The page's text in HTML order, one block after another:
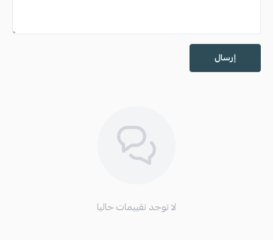
إرسال
لا توجد تقييمات حاليا